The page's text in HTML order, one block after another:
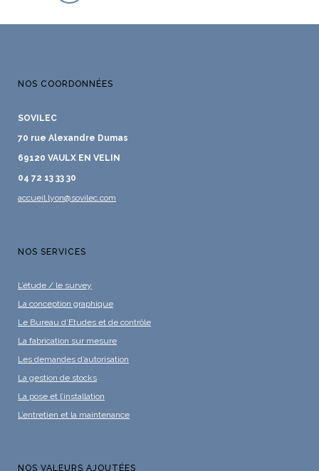
NOS COORDONNÉES
SOVILEC
70 rue Alexandre Dumas
69120 VAULX EN VELIN
04 72 13 33 30
accueil.lyon@sovilec.com
NOS SERVICES
L’étude / le survey
La conception graphique
Le Bureau d’Etudes et de contrôle
La fabrication sur mesure
Les demandes d’autorisation
La gestion de stocks
La pose et l’installation
L’entretien et la maintenance
NOS VALEURS AJOUTÉES